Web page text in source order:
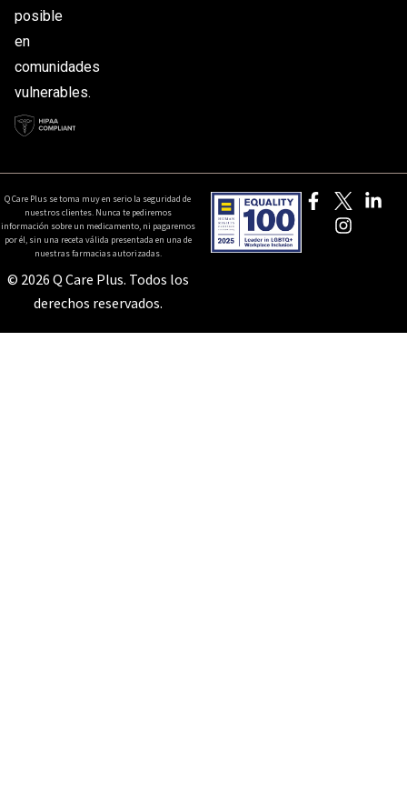
posible
en
comunidades
vulnerables.
Q Care Plus se toma muy en serio la seguridad de
nuestros clientes. Nunca te pediremos
información sobre un medicamento, ni pagaremos
por él, sin una receta válida presentada en una de
nuestras farmacias autorizadas.
© 2026 Q Care Plus. Todos los
derechos reservados.